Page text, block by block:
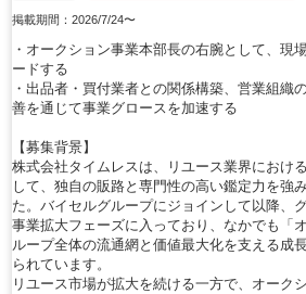
掲載期間：2026/7/24〜
・オークション事業本部長の右腕として、現
ードする
・出品者・買付業者との関係構築、営業組織
善を通じて事業グロースを加速する
【募集背景】
株式会社タイムレスは、リユース業界におけ
して、独自の販路と専門性の高い鑑定力を強
た。バイセルグループにジョインして以降、
事業拡大フェーズに入っており、なかでも「
ループ全体の流通網と価値最大化を支える成
られています。
リユース市場が拡大を続ける一方で、オーク